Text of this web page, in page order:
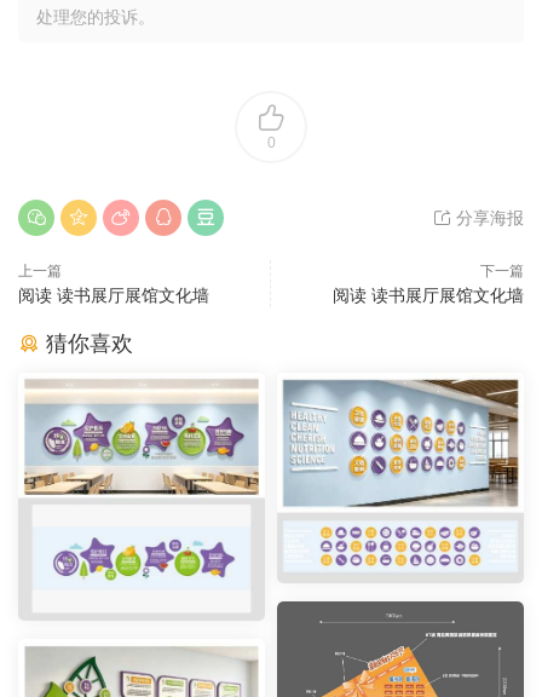
处理您的投诉。
0
分享海报
上一篇
阅读 读书展厅展馆文化墙
下一篇
阅读 读书展厅展馆文化墙
猜你喜欢